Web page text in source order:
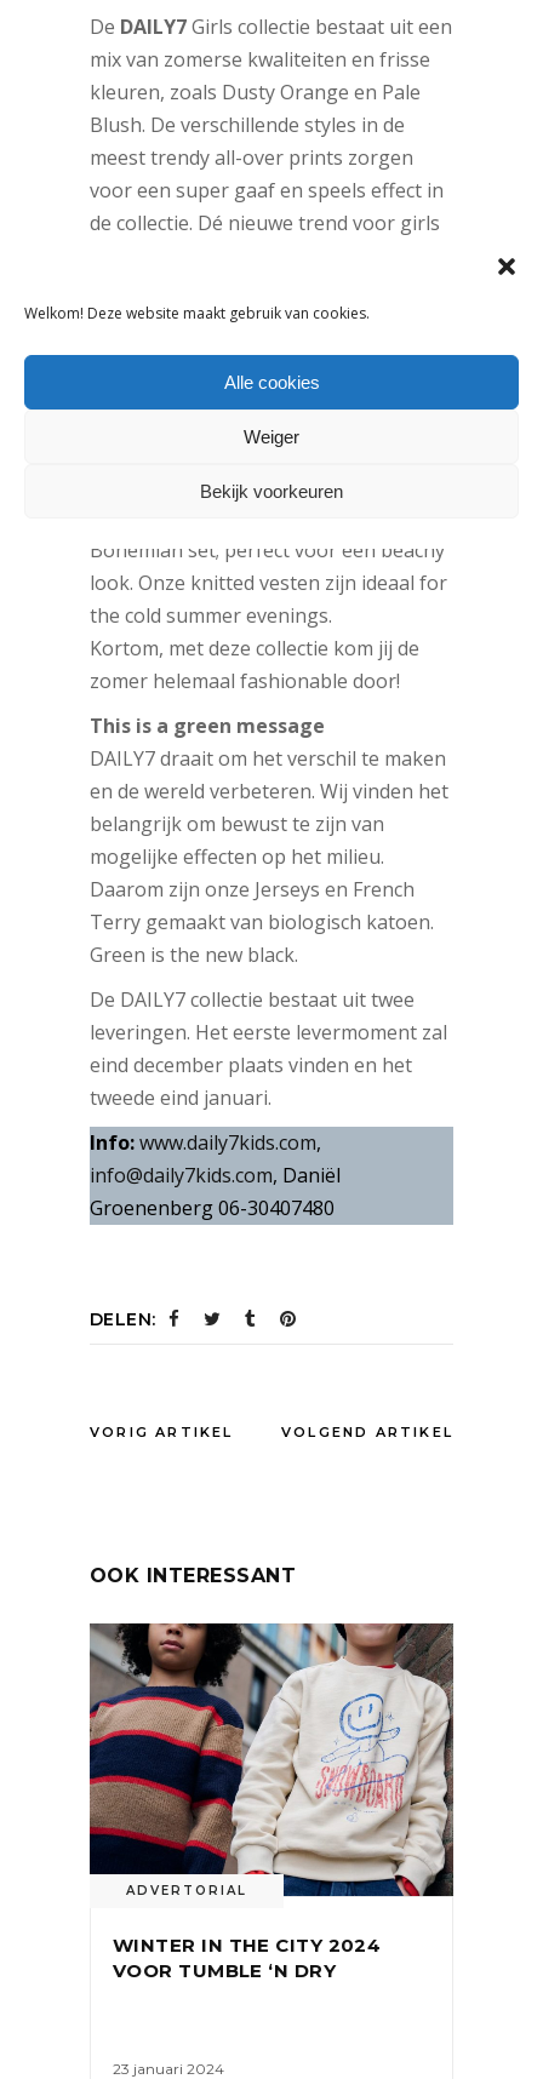
Welkom! Deze website maakt gebruik van cookies.
Alle cookies
Weiger
Bekijk voorkeuren
De DAILY7Girls collectie bestaat uit een
mix van zomerse kwaliteiten en frisse
kleuren, zoals Dusty Orange en Pale
Blush. De verschillende styles in de
meest trendy all-over prints zorgen
voor een super gaaf en speels effect in
de collectie. Dé nieuwe trend voor girls
texturen. How about onze plissé animal
print samen met een stoere paperbag
Mom fit? Two is better than one.
sets niet meer nodig. Door te kiezen
voor een co-ord outfit ben je in één
Bohemian set; perfect voor een beachy
look. Onze knitted vesten zijn ideaal for
the cold summer evenings.
Kortom, met deze collectie kom jij de
zomer helemaal fashionable door!
This is a green message
DAILY7 draait om het verschil te maken
en de wereld verbeteren. Wij vinden het
belangrijk om bewust te zijn van
mogelijke effecten op het milieu.
Daarom zijn onze Jerseys en French
Terry gemaakt van biologisch katoen.
Green is the new black.
De DAILY7 collectie bestaat uit twee
leveringen. Het eerste levermoment zal
eind december plaats vinden en het
tweede eind januari.
Info:www.daily7kids.com,
info@daily7kids.com, Daniël
Groenenberg 06-30407480
DELEN:
VORIG ARTIKEL VOLGEND ARTIKEL
OOK INTERESSANT
ADVERTORIAL
WINTER IN THE CITY 2024
VOOR TUMBLE ‘N DRY
23 januari 2024